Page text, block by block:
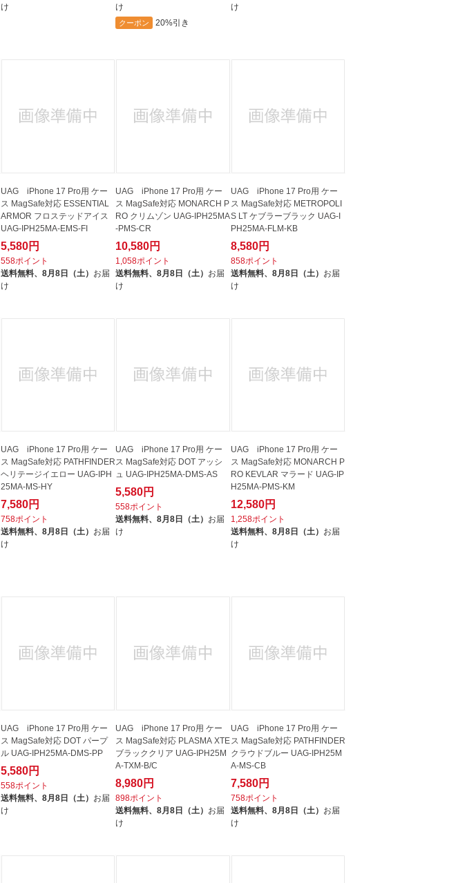
け
け
クーポン 20%引き
け
UAG iPhone 17 Pro用 ケー
ス MagSafe対応 ESSENTIAL
ARMOR フロステッドアイス
UAG-IPH25MA-EMS-FI
5,580円
558ポイント
送料無料、 8月8日（土） お届
け
UAG iPhone 17 Pro用 ケー
ス MagSafe対応 MONARCH P
RO クリムゾン UAG-IPH25MA
-PMS-CR
10,580円
1,058ポイント
送料無料、8月8日（土） お届
け
UAG iPhone 17 Pro用 ケー
ス MagSafe対応 METROPOLI
S LT ケブラーブラック UAG-I
PH25MA-FLM-KB
8,580円
858ポイント
送料無料、 8月8日（土） お届
け
UAG iPhone 17 Pro用 ケー
ス MagSafe対応 PATHFINDER
ヘリテージイエロー UAG-IPH
25MA-MS-HY
7,580円
758ポイント
送料無料、 8月8日（土） お届
け
UAG iPhone 17 Pro用 ケー
ス MagSafe対応 DOT アッシ
ュ UAG-IPH25MA-DMS-AS
5,580円
558ポイント
送料無料、8月8日（土） お届
け
UAG iPhone 17 Pro用 ケー
ス MagSafe対応 MONARCH P
RO KEVLAR マラード UAG-IP
H25MA-PMS-KM
12,580円
1,258ポイント
送料無料、 8月8日（土） お届
け
UAG iPhone 17 Pro用 ケー
ス MagSafe対応 DOT パープ
ル UAG-IPH25MA-DMS-PP
5,580円
558ポイント
送料無料、 8月8日（土） お届
け
UAG iPhone 17 Pro用 ケー
ス MagSafe対応 PLASMA XTE
ブラッククリア UAG-IPH25M
A-TXM-B/C
8,980円
898ポイント
送料無料、8月8日（土） お届
け
UAG iPhone 17 Pro用 ケー
ス MagSafe対応 PATHFINDER
クラウドブルー UAG-IPH25M
A-MS-CB
7,580円
758ポイント
送料無料、 8月8日（土） お届
け